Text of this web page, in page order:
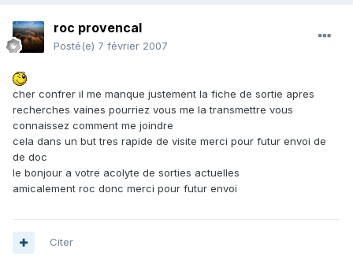
roc provencal
Posté(e) 7 février 2007
cher confrer il me manque justement la fiche de sortie apres
recherches vaines pourriez vous me la transmettre vous
connaissez comment me joindre
cela dans un but tres rapide de visite merci pour futur envoi de
de doc
le bonjour a votre acolyte de sorties actuelles
amicalement roc donc merci pour futur envoi
Citer